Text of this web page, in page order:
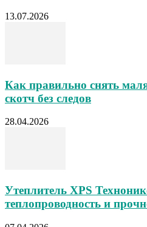
13.07.2026
Как правильно снять
скотч без следов
28.04.2026
Утеплитель XPS
теплопроводность и